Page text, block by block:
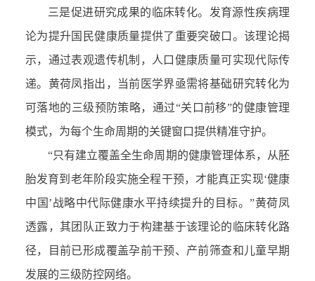
三是促进研究成果的临床转化。发育源性疾病理
论为提升国民健康质量提供了重要突破口。该理论揭
示，通过表观遗传机制，人口健康质量可实现代际传
递。黄荷凤指出，当前医学界亟需将基础研究转化为
可落地的三级预防策略，通过“关口前移”的健康管理
模式，为每个生命周期的关键窗口提供精准守护。
“只有建立覆盖全生命周期的健康管理体系，从胚
胎发育到老年阶段实施全程干预，才能真正实现‘健康
中国’战略中代际健康水平持续提升的目标。”黄荷凤
透露，其团队正致力于构建基于该理论的临床转化路
径，目前已形成覆盖孕前干预、产前筛查和儿童早期
发展的三级防控网络。